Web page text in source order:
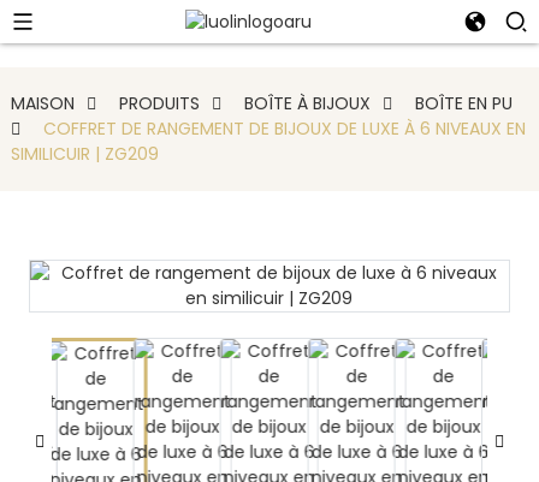
MAISON PRODUITS BOÎTE À BIJOUX
BOÎTE EN PU
COFFRET DE RANGEMENT DE BIJOUX DE LUXE À 6 NIVEAUX EN
SIMILICUIR | ZG209